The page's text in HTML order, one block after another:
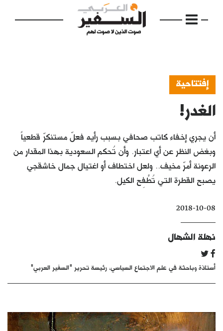
الرئيسية
إفتتاحية
فكرة
بالصورة
كتّابنا
الأرشيف
إفتتاحية
الغدر!
أن يجري إخفاء كاتب صحافي بسبب رأيه فعلٌ مستنكرٌ قطعياً
وبغض النظر عن أي اعتبار. وأن تُحكم السعودية بهذا المقدار من
الرعونة أمرٌ مخيف.. ولعل اختطاف أو اغتيال جمال خاشقجي
يصبح القطرة التي تُطْفِح الكيل.
2018-10-08
نهلة الشهال
أستاذة وباحثة في علم الاجتماع السياسي، رئيسة تحرير "السفير العربي"